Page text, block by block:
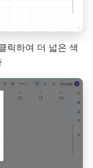
릭하여 더 넓은 색